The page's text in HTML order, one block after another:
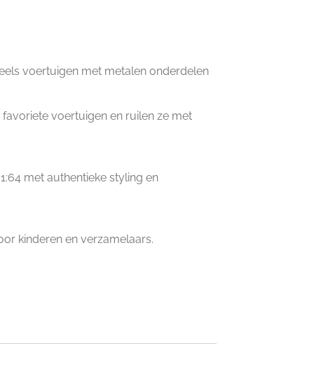
voertuigen met metalen onderdelen
voertuigen en ruilen ze met
met authentieke styling en
kinderen en verzamelaars.